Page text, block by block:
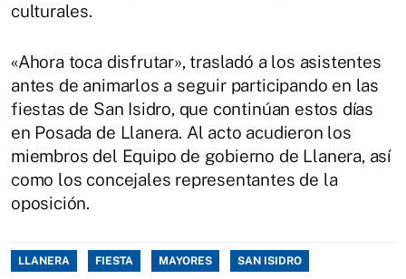
culturales.
«Ahora toca disfrutar», trasladó a los asistentes
antes de animarlos a seguir participando en las
fiestas de San Isidro, que continúan estos días
en Posada de Llanera. Al acto acudieron los
miembros del Equipo de gobierno de Llanera, así
como los concejales representantes de la
oposición.
LLANERA FIESTA MAYORES SAN ISIDRO